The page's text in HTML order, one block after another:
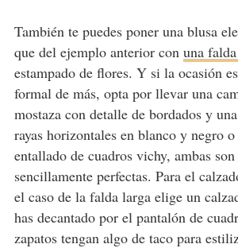
También te puedes poner una blusa
que del ejemplo anterior con una
estampado de flores. Y si la ocasión
formal de más, opta por llevar una
mostaza con detalle de bordados y
rayas horizontales en blanco y negro
entallado de cuadros vichy, ambas
sencillamente perfectas. Para el
el caso de la falda larga elige un
has decantado por el pantalón de
zapatos tengan algo de taco para